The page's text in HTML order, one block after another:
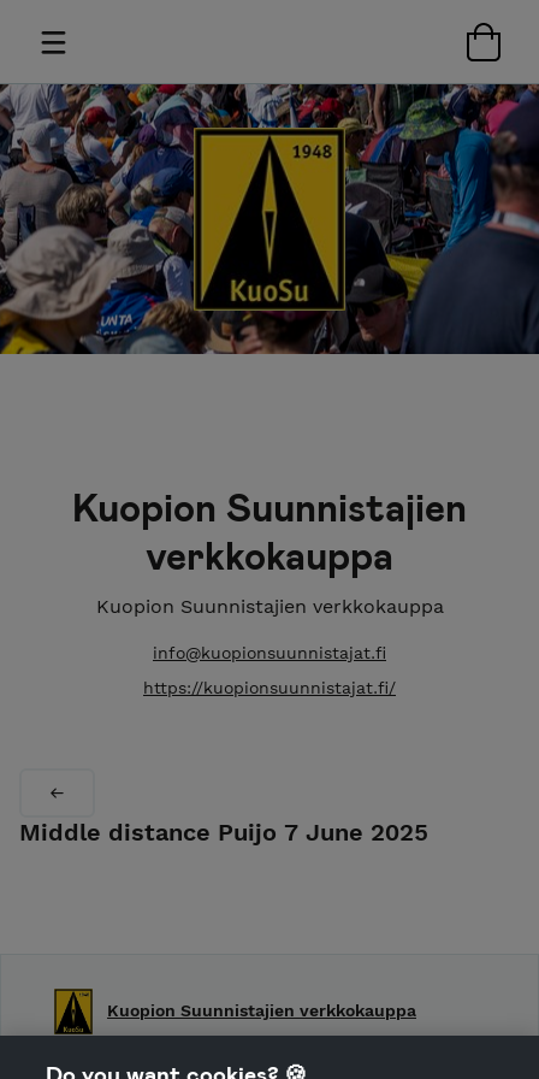
Kuopion Suunnistajien
verkkokauppa
Kuopion Suunnistajien verkkokauppa
info@kuopionsuunnistajat.fi
https://kuopionsuunnistajat.fi/
Middle distance Puijo 7 June 2025
Kuopion Suunnistajien verkkokauppa